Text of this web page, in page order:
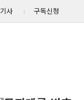
사 구독신청